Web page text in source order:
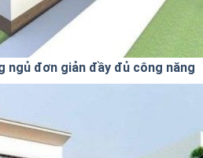
ngủ đơn giản đầy đủ công năng